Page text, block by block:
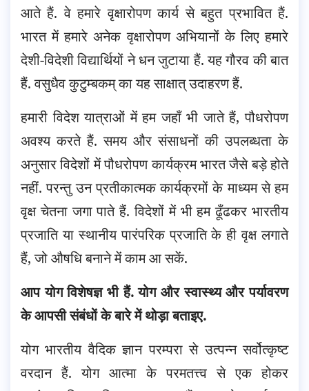
आते हैं. वे हमारे वृक्षारोपण कार्य से बहुत प्रभावित हैं.
भारत में हमारे अनेक वृक्षारोपण अभियानों के लिए हमारे
देशी-विदेशी विद्यार्थियों ने धन जुटाया हैं. यह गौरव की बात
हैं. वसुधैव कुटुम्बकम् का यह साक्षात् उदाहरण हैं.
हमारी विदेश यात्राओं में हम जहाँ भी जाते हैं, पौधरोपण
अवश्य करते हैं. समय और संसाधनों की उपलब्धता के
अनुसार विदेशों में पौधरोपण कार्यक्रम भारत जैसे बड़े होते
नहीं. परन्तु उन प्रतीकात्मक कार्यक्रमों के माध्यम से हम
वृक्ष चेतना जगा पाते हैं. विदेशों में भी हम ढूँढकर भारतीय
प्रजाति या स्थानीय पारंपरिक प्रजाति के ही वृक्ष लगाते
हैं, जो औषधि बनाने में काम आ सकें.
आप योग विशेषज्ञ भी हैं. योग और स्वास्थ्य और पर्यावरण
के आपसी संबंधों के बारे में थोड़ा बताइए.
योग भारतीय वैदिक ज्ञान परम्परा से उत्पन्न सर्वोत्कृष्ट
वरदान हैं. योग आत्मा के परमतत्त्व से एक होकर